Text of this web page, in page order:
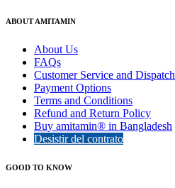
ABOUT AMITAMIN
About Us
FAQs
Customer Service and Dispatch
Payment Options
Terms and Conditions
Refund and Return Policy
Buy amitamin® in Bangladesh
Desistir del contrato
GOOD TO KNOW